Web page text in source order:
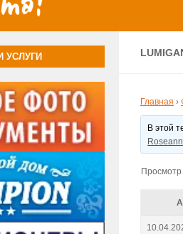
Главная ›
В этой
Просмотр
УСЛУГИ